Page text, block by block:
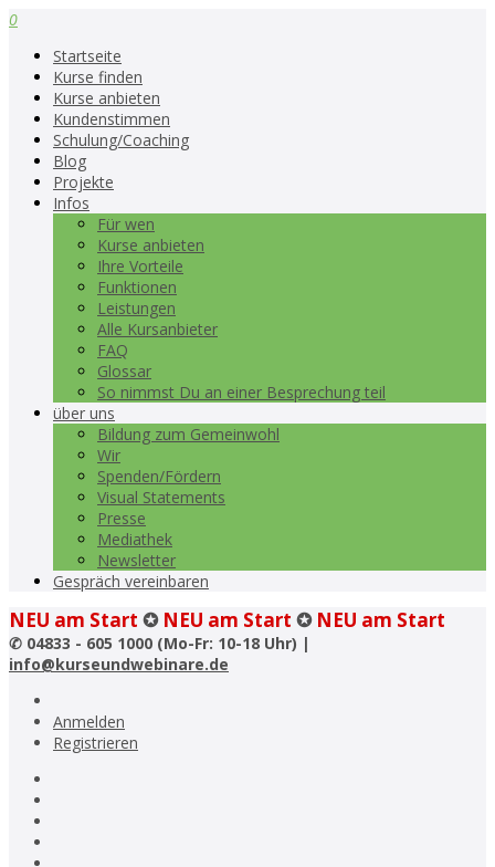
0
Startseite
Kurse finden
Kurse anbieten
Kundenstimmen
Schulung/Coaching
Blog
Projekte
Infos
Für wen
Kurse anbieten
Ihre Vorteile
Funktionen
Leistungen
Alle Kursanbieter
FAQ
Glossar
So nimmst Du an einer Besprechung teil
über uns
Bildung zum Gemeinwohl
Wir
Spenden/Fördern
Visual Statements
Presse
Mediathek
Newsletter
Gespräch vereinbaren
NEU am Start ✪ NEU am Start ✪ NEU am Start
✆ 04833 - 605 1000 (Mo-Fr: 10-18 Uhr) |
info@kurseundwebinare.de
Anmelden
Registrieren